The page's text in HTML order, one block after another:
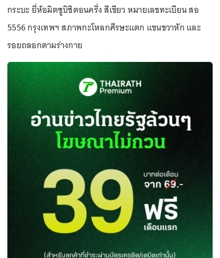
กระบะ ยี่ห้อมิตซูบิชิตอนครึ่ง สีเขียว หมายเลขทะเบียน สอ
5556 กรุงเทพฯ สภาพกะโหลกศีรษะแตก แขนขวาหัก และ
รอยถลอกตามร่างกาย